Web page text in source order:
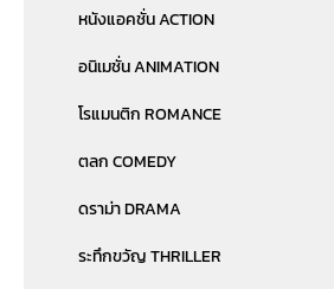
หนังแอคชั่น ACTION
อนิเมชั่น ANIMATION
โรแมนติก ROMANCE
ตลก COMEDY
ดราม่า DRAMA
ระทึกขวัญ THRILLER